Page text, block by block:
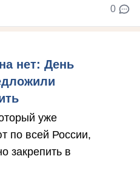
0
нет: День
уже
по всей России,
закрепить в